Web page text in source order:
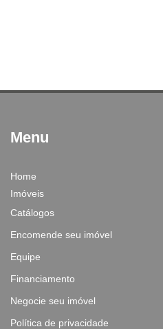
Menu
Home
Imóveis
Catálogos
Encomende seu imóvel
Equipe
Financiamento
Negocie seu imóvel
Política de privacidade